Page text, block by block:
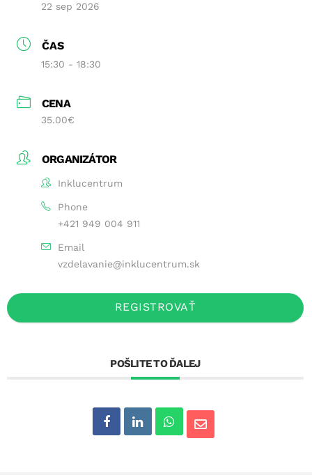
22 sep 2026
ČAS
15:30 - 18:30
CENA
35.00€
ORGANIZÁTOR
Inklucentrum
Phone
+421 949 004 911
Email
vzdelavanie@inklucentrum.sk
REGISTROVAŤ
POŠLITE TO ĎALEJ